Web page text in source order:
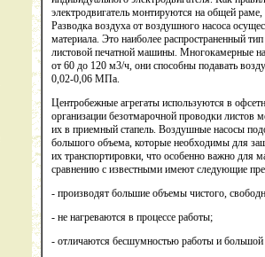
электродвигатель монтируются на общей
Разводка воздуха от воздушного насоса
материала. Это наиболее распространенный
листовой печатной машины. Многокамерные
от 60 до 120 м3/ч, они способны подавать
0,02-0,06 МПа.
Центробежные агрегаты используются в
организации безотмарочной проводки листов
их в приемный стапель. Воздушные насосы
большого объема, которые необходимы для
их транспортировки, что особенно важно
сравнению с известными имеют следующие
- производят большие объемы чистого,
- не нагреваются в процессе работы;
- отличаются бесшумностью работы и большой